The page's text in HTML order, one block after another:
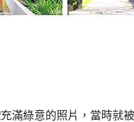
充滿綠意的照片，當時就